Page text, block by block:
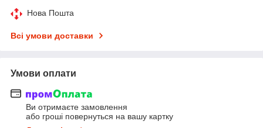
Нова Пошта
Всі умови доставки
Умови оплати
Ви отримаєте замовлення
або гроші повернуться на вашу картку